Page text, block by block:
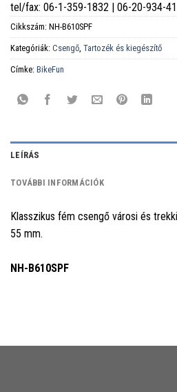
tel/fax: 06-1-359-1832 | 06-20-934-
Cikkszám: NH-B610SPF
Kategóriák: Csengő, Tartozék és kiegészítő
Címke: BikeFun
LEÍRÁS
TOVÁBBI INFORMÁCIÓK
Klasszikus fém csengő városi és
55 mm.
NH-B610SPF